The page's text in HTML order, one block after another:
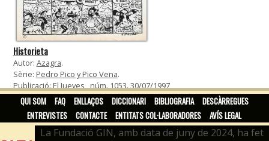
Historieta
Autor: Azagra.
Sèrie: Pedro Pico y Pico Vena.
Publicació:El Jueves, núm. 1053. 30/07/1997
QUI SOM FAQ ENLLAÇOS DICCIONARI BIBLIOGRAFIA
DESCÀRREGUES
ENTREVISTES
CONTACTE ENTITATS COL·LABORADORES AVÍS LEGAL
La Fundació GIN, amb data de juny de 2024, ha fet